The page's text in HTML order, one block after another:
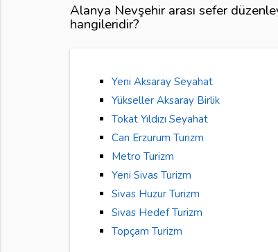
Alanya Nevşehir arası sefer
hangileridir?
Yeni Aksaray Seyahat
Yükseller Aksaray Birlik
Tokat Yıldızı Seyahat
Can Erzurum Turizm
Metro Turizm
Yeni Sivas Turizm
Sivas Huzur Turizm
Sivas Hedef Turizm
Topçam Turizm